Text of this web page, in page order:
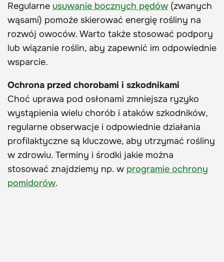
Regularne usuwanie bocznych pędów (zwanych
wąsami) pomoże skierować energię rośliny na
rozwój owoców. Warto także stosować podpory
lub wiązanie roślin, aby zapewnić im odpowiednie
wsparcie.
Ochrona przed chorobami i szkodnikami
Choć uprawa pod osłonami zmniejsza ryzyko
wystąpienia wielu chorób i ataków szkodników,
regularne obserwacje i odpowiednie działania
profilaktyczne są kluczowe, aby utrzymać rośliny
w zdrowiu. Terminy i środki jakie można
stosować znajdziemy np. w programie ochrony
pomidorów.